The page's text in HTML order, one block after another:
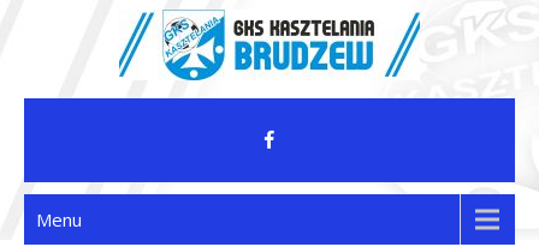
GKS Kasztelania Brudzew
Menu